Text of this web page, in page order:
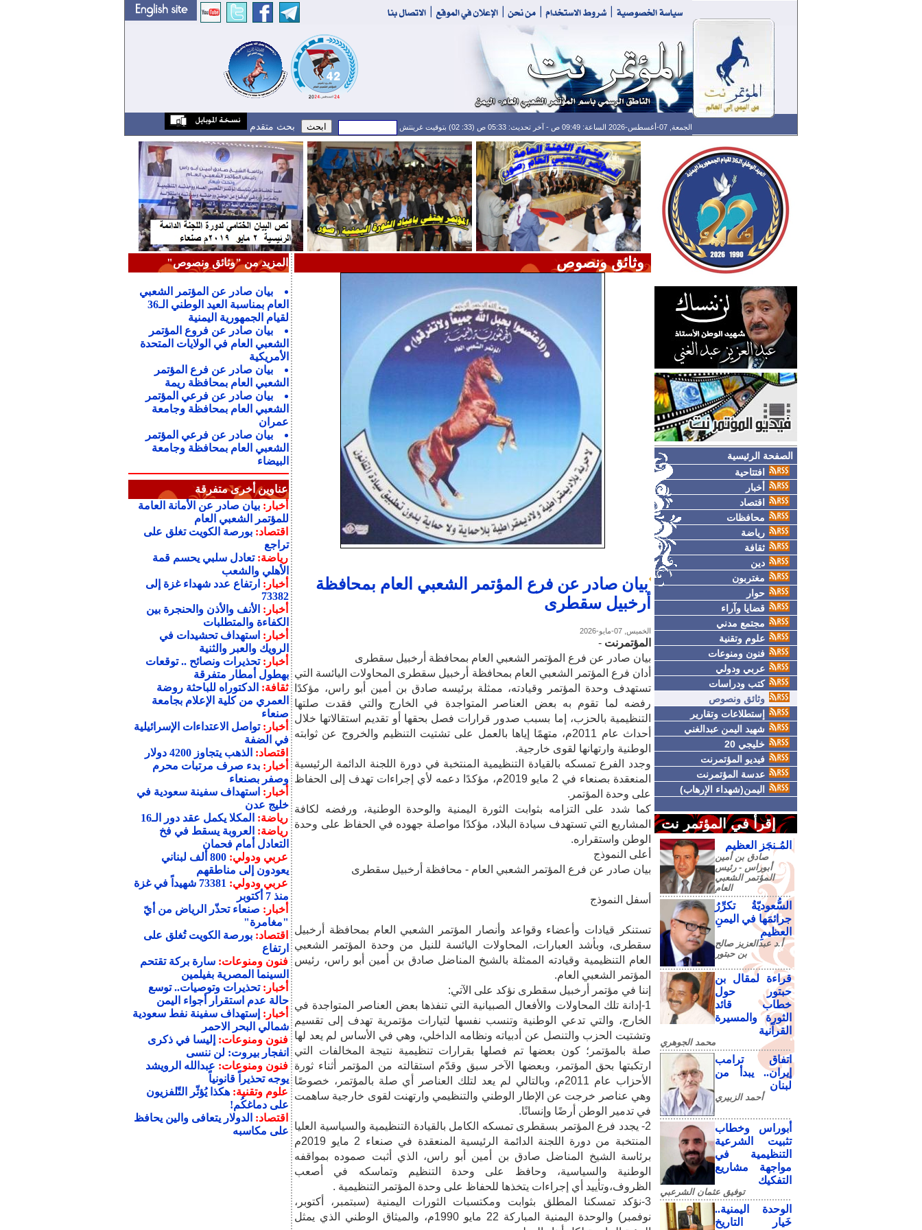
الجمعة, 07-أغسطس-2026 الساعة: 09:49 ص - آخر تحديث: 05:33 ص (33: 02) بتوقيت غرينتش بحث متقدم
الصفحة الرئيسية
افتتاحية
أخبار
اقتصاد
محافظات
رياضة
ثقافة
دين
مغتربون
حوار
قضايا وآراء
مجتمع مدني
علوم وتقنية
فنون ومنوعات
عربي ودولي
كتب ودراسات
وثائق ونصوص
إستطلاعات وتقارير
شهيد اليمن عبدالغني
خليجي 20
فيديو المؤتمرنت
عدسة المؤتمرنت
اليمن(شهداء الإرهاب)
إقرأ في المؤتمر نت
المُـنجَز العظيم
صادق‮ ‬بن‮ ‬أمين‮
‬أبوراس - رئيس‮
‬المؤتمر‮ ‬الشعبي‮
‬العام
السُّعوديّةُ تكرِّرُ
جرائمَها في اليمنِ
العظيمِ
أ.د عبدالعزيز صالح
بن حبتور
قراءة لمقال بن
حبتور حول
خطاب قائد
الثورة والمسيرة
القرآنية
محمد الجوهري
اتفاق ترامب
إيران.. يبدأ من
لبنان
أحمد الزبيري
أبوراس وخطاب
تثبيت الشرعية
التنظيمية في
مواجهة مشاريع
التفكيك
توفيق عثمان الشرعبي
الوحدة اليمنية..
خَيار التاريخ
وثائق ونصوص
بيان صادر عن فرع المؤتمر الشعبي العام بمحافظة
أرخبيل سقطرى
الخميس, 07-مايو-2026
المؤتمرنت -
بيان صادر عن فرع المؤتمر الشعبي العام بمحافظة أرخبيل سقطرى
أدان فرع المؤتمر الشعبي العام بمحافظة أرخبيل سقطرى المحاولات اليائسة التي
تستهدف وحدة المؤتمر وقيادته، ممثلة برئيسه صادق بن أمين أبو راس، مؤكدًا
رفضه لما تقوم به بعض العناصر المتواجدة في الخارج والتي فقدت صلتها
التنظيمية بالحزب، إما بسبب صدور قرارات فصل بحقها أو تقديم استقالاتها خلال
أحداث عام 2011م، متهمًا إياها بالعمل على تشتيت التنظيم والخروج عن ثوابته
الوطنية وارتهانها لقوى خارجية.
وجدد الفرع تمسكه بالقيادة التنظيمية المنتخبة في دورة اللجنة الدائمة الرئيسية
المنعقدة بصنعاء في 2 مايو 2019م، مؤكدًا دعمه لأي إجراءات تهدف إلى الحفاظ
على وحدة المؤتمر.
كما شدد على التزامه بثوابت الثورة اليمنية والوحدة الوطنية، ورفضه لكافة
المشاريع التي تستهدف سيادة البلاد، مؤكدًا مواصلة جهوده في الحفاظ على وحدة
الوطن واستقراره.
أعلى النموذج
بيان صادر عن فرع المؤتمر الشعبي العام - محافظة أرخبيل سقطرى
أسفل النموذج
تستنكر قيادات وأعضاء وقواعد وأنصار المؤتمر الشعبي العام بمحافظة أرخبيل
سقطرى، وبأشد العبارات، المحاولات اليائسة للنيل من وحدة المؤتمر الشعبي
العام التنظيمية وقيادته الممثلة بالشيخ المناضل صادق بن أمين أبو راس، رئيس
المؤتمر الشعبي العام.
إننا في مؤتمر أرخبيل سقطرى نؤكد على الآتي:
1-إدانة تلك المحاولات والأفعال الصبيانية التي تنفذها بعض العناصر المتواجدة في
الخارج، والتي تدعي الوطنية وتنسب نفسها لتيارات مؤتمرية تهدف إلى تقسيم
وتشتيت الحزب والتنصل عن أدبياته ونظامه الداخلي، وهي في الأساس لم يعد لها
صلة بالمؤتمر؛ كون بعضها تم فصلها بقرارات تنظيمية نتيجة المخالفات التي
ارتكبتها بحق المؤتمر، وبعضها الآخر سبق وقدّم استقالته من المؤتمر أثناء ثورة
الأحزاب عام 2011م، وبالتالي لم يعد لتلك العناصر أي صلة بالمؤتمر، خصوصًا
وهي عناصر خرجت عن الإطار الوطني والتنظيمي وارتهنت لقوى خارجية ساهمت
في تدمير الوطن أرضًا وإنسانًا.
2- يجدد فرع المؤتمر بسقطرى تمسكه الكامل بالقيادة التنظيمية والسياسية العليا
المنتخبة من دورة اللجنة الدائمة الرئيسية المنعقدة في صنعاء 2 مايو 2019م
برئاسة الشيخ المناضل صادق بن أمين أبو راس، الذي أثبت صموده بمواقفه
الوطنية والسياسية، وحافظ على وحدة التنظيم وتماسكه في أصعب
الظروف،وتأييد أي إجراءات يتخذها للحفاظ على وحدة المؤتمر التنظيمية .
3-نؤكد تمسكنا المطلق بثوابت ومكتسبات الثورات اليمنية (سبتمبر، أكتوبر،
نوفمبر) والوحدة اليمنية المباركة 22 مايو 1990م، والميثاق الوطني الذي يمثل
المزيد من "وثائق ونصوص"
بيان صادر عن المؤتمر الشعبي
العام بمناسبة العيد الوطني الـ36
لقيام الجمهورية اليمنية
بيان صادر عن فروع المؤتمر
الشعبي العام في الولايات المتحدة
الأمريكية
بيان صادر عن فرع المؤتمر
الشعبي العام بمحافظة ريمة
بيان صادر عن فرعي المؤتمر
الشعبي العام بمحافظة وجامعة
عمران
بيان صادر عن فرعي المؤتمر
الشعبي العام بمحافظة وجامعة
البيضاء
عناوين أخرى متفرقة
أخبار:بيان صادر عن الأمانة العامة
للمؤتمر الشعبي العام
اقتصاد:بورصة الكويت تغلق على
تراجع
رياضة:تعادل سلبي يحسم قمة
الأهلي والشعب
أخبار: ارتفاع عدد شهداء غزة إلى
73382
أخبار: الأنف والأذن والحنجرة بين
الكفاءة والمتطلبات
أخبار: استهداف تحشيدات في
الرويك والعبر والثنية
أخبار:تحذيرات ونصائح .. توقعات
بهطول أمطار متفرقة
ثقافة: الدكتوراه للباحثة روضة
العمري من كلية الإعلام بجامعة
صنعاء
أخبار:تواصل الاعتداءات الإسرائيلية
في الضفة
اقتصاد: الذهب يتجاوز 4200 دولار
أخبار:بدء صرف مرتبات محرم
وصفر بصنعاء
أخبار: استهداف سفينة سعودية في
خليج عدن
رياضة: المكلا يكمل عقد دور الـ16
رياضة: العروبة يسقط في فخ
التعادل أمام فحمان
عربي ودولي:
800 ألف لبناني
يعودون إلى مناطقهم
عربي ودولي:
73381 شهيداً في غزة
منذ 7 أكتوبر
أخبار: صنعاء تحذّر الرياض من أيّ
"مغامرة"
اقتصاد:بورصة الكويت تُغلق على
ارتفاع
فنون ومنوعات:سارة بركة تقتحم
السينما المصرية بفيلمين
أخبار:تحذيرات وتوصيات.. توسع
حالة عدم استقرار أجواء اليمن
أخبار: إستهداف سفينة نفط سعودية
شمالي البحر الاحمر
فنون ومنوعات: إليسا في ذكرى
انفجار بيروت: لن ننسى
فنون ومنوعات: عبدالله الرويشد
يوجه تحذيراً قانونياً
علوم وتقنية:هكذا يُؤثّر التّلفزيون
على دماغكُم!
اقتصاد: الدولار يتعافى والين يحافظ
على مكاسبه